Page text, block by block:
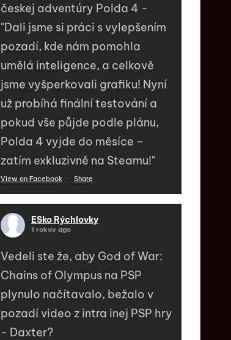
českej adventúry Polda 4 -
"Dali jsme si práci s vylepšením
pozadí, kde nám pomohla
umělá inteligence, a celkově
jsme vyšperkovali grafiku! Nyní
už probíhá finální testování a
pokud vše půjde podle plánu,
Polda 4 vyjde do měsíce –
zatím exkluzivně na Steamu!"
View on Facebook · Share
ESko Rýchlovky
1 rokov ago
Vedeli ste že, aby God of War:
Chains of Olympus na PSP
plynulo načítavalo, bežalo v
pozadí video z intra inej PSP hry
- Daxter?